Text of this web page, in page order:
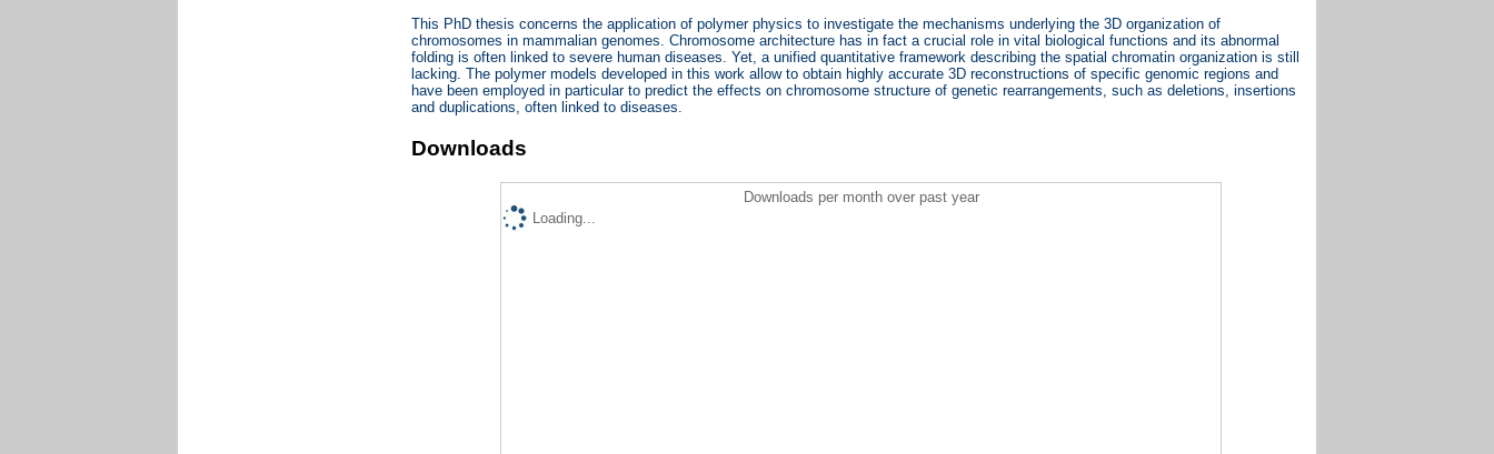
This PhD thesis concerns the application of polymer physics to investigate the mechanisms underlying the 3D organization of
chromosomes in mammalian genomes. Chromosome architecture has in fact a crucial role in vital biological functions and its abnormal
folding is often linked to severe human diseases. Yet, a unified quantitative framework describing the spatial chromatin organization is still
lacking. The polymer models developed in this work allow to obtain highly accurate 3D reconstructions of specific genomic regions and
have been employed in particular to predict the effects on chromosome structure of genetic rearrangements, such as deletions, insertions
and duplications, often linked to diseases.
Downloads
Downloads per month over past year
Loading...